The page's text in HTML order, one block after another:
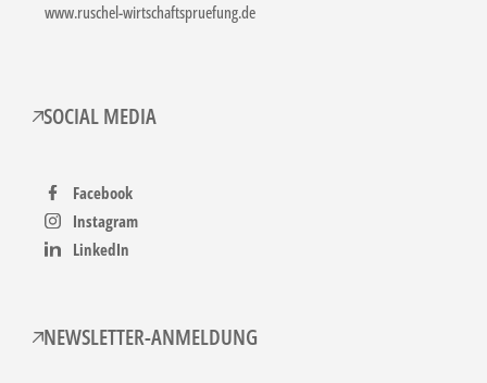
www.ruschel-wirtschaftspruefung.de
SOCIAL MEDIA
Facebook
Instagram
LinkedIn
NEWSLETTER-ANMELDUNG